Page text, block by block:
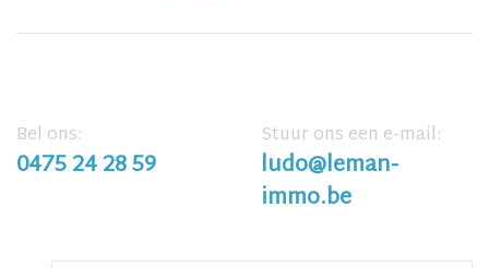
Bel ons:
0475 24 28 59
Stuur ons een e-mail:
ludo@leman-
immo.be